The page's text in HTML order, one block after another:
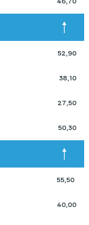
52,90
38,10
27,50
50,30
55,50
40,00